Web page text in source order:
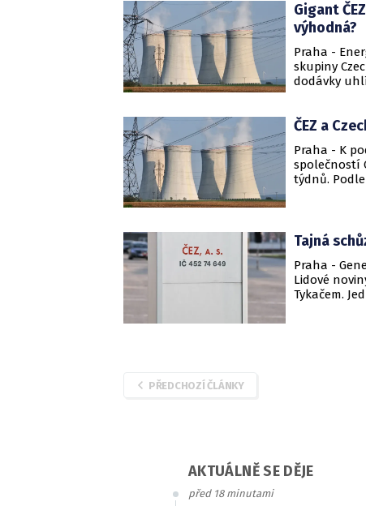
Gigant
výhodná?
Praha -
skupiny
dodávky
ČEZ a
Praha - K
společností
týdnů.
Tajná
Praha -
Lidové
Tykačem.
PŘEDCHOZÍ ČLÁNKY
AKTUÁLNĚ SE DĚJE
před 18 minutami